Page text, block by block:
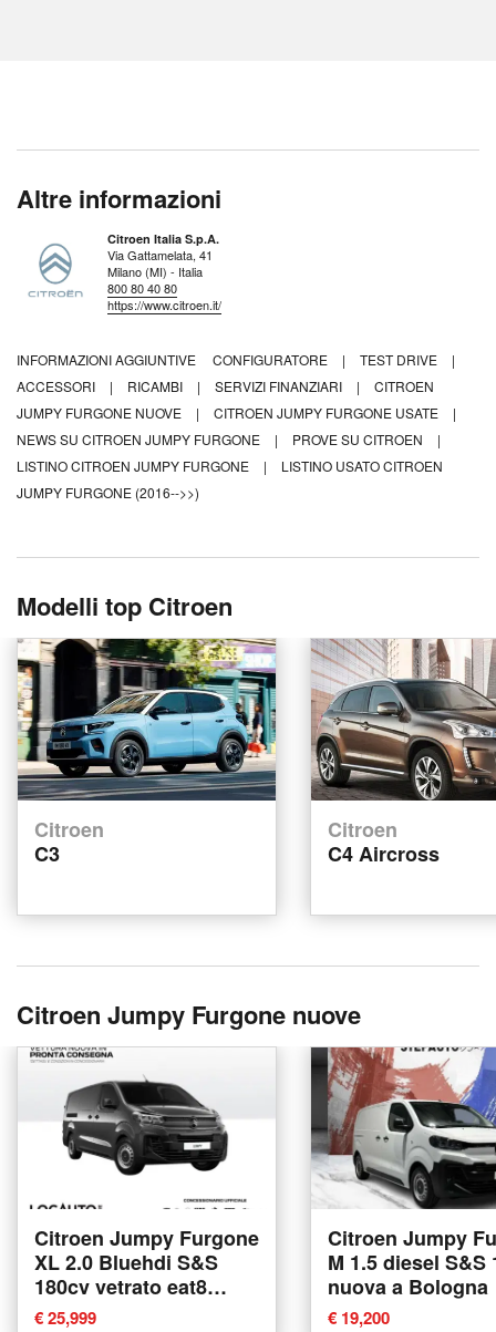
Altre informazioni
Citroen Italia S.p.A.
Via Gattamelata, 41
Milano (MI) - Italia
800 80 40 80
https://www.citroen.it/
INFORMAZIONI AGGIUNTIVE CONFIGURATORE | TEST DRIVE
|
ACCESSORI
| RICAMBI | SERVIZI FINANZIARI |
CITROEN
JUMPY FURGONE NUOVE
| CITROEN JUMPY FURGONE USATE
|
NEWS SU CITROEN JUMPY FURGONE
| PROVE SU CITROEN
|
LISTINO CITROEN JUMPY FURGONE
|
LISTINO USATO CITROEN
JUMPY FURGONE (2016-->>)
Modelli top Citroen
Citroen
C3
Citroen
C4 Aircross
Citroen Jumpy Furgone nuove
Citroen Jumpy Furgone
XL 2.0 Bluehdi S&S
180cv vetrato eat8
nuova a Torino
€ 25,999
Citroen Jumpy
M 1.5 diesel S&S
nuova a Bologna
€ 19,200